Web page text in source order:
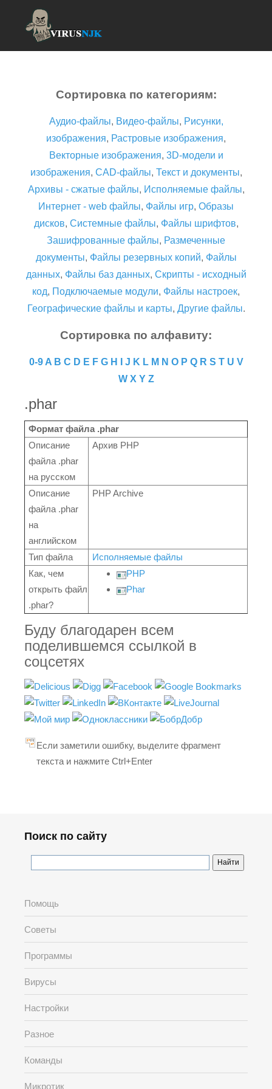
Сортировка по категориям:
Аудио-файлы, Видео-файлы, Рисунки,
изображения, Растровые изображения,
Векторные изображения, 3D-модели и
изображения, CAD-файлы, Текст и документы,
Архивы - сжатые файлы, Исполняемые файлы,
Интернет - web файлы, Файлы игр, Образы
дисков, Системные файлы, Файлы шрифтов,
Зашифрованные файлы, Размеченные
документы, Файлы резервных копий, Файлы
данных, Файлы баз данных, Скрипты - исходный
код, Подключаемые модули, Файлы настроек,
Географические файлы и карты, Другие файлы.
Сортировка по алфавиту:
0-9 A B C D E F G H J K L M N O P Q R S T U V
W X Y Z
.phar
Формат файла .phar
Описание
файла .phar
на русском
Архив PHP
Описание
файла .phar
на
английском
PHP Archive
Тип файла
Исполняемые файлы
Как, чем
открыть файл
.phar?
PHP
Phar
Буду благодарен всем
поделившемся ссылкой в
соцсетях
Если заметили ошибку, выделите фрагмент
текста и нажмите Ctrl+Enter
Поиск по сайту
Помощь
Советы
Программы
Вирусы
Настройки
Разное
Команды
Микротик